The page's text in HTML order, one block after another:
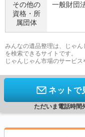
その他の
資格・ 所
属団体
一般財団
みんなの遺品整理は、じゃ
を検索できるサイトです。
じゃんじゃん市場のサービス
ネットで
ただいま電話時